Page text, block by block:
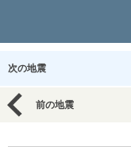
次の地震
前の地震